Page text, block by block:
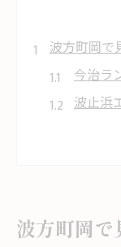
波方町岡で
今治ラ
波止浜
波方
旬を味わ
ランチ
波方町岡